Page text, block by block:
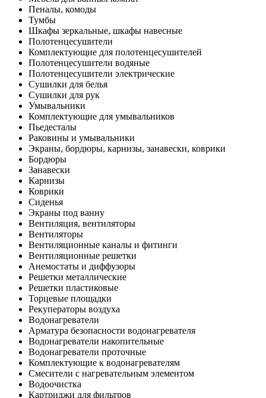
Пеналы, комоды
Тумбы
Шкафы зеркальные, шкафы навесные
Полотенцесушители
Комплектующие для полотенцесушителей
Полотенцесушители водяные
Полотенцесушители электрические
Сушилки для белья
Сушилки для рук
Умывальники
Комплектующие для умывальников
Пьедесталы
Раковины и умывальники
Экраны, бордюры, карнизы, занавески, коврики
Бордюры
Занавески
Карнизы
Коврики
Сиденья
Экраны под ванну
Вентиляция, вентиляторы
Вентиляторы
Вентиляционные каналы и фитинги
Вентиляционные решетки
Анемостаты и диффузоры
Решетки металлические
Решетки пластиковые
Торцевые площадки
Рекуператоры воздуха
Водонагреватели
Арматура безопасности водонагревателя
Водонагреватели накопительные
Водонагреватели проточные
Комплектующие к водонагревателям
Смесители с нагревательным элементом
Водоочистка
Картриджи для фильтров